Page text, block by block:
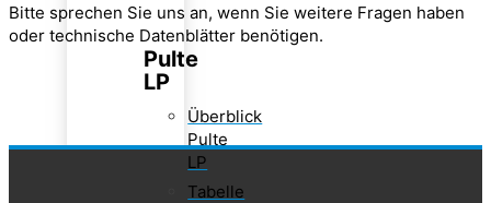
Pulte
LP
Überblick
Pulte
LP
Tabelle
Bitte sprechen Sie uns an, wenn Sie weitere Fragen haben
oder technische Datenblätter benötigen.